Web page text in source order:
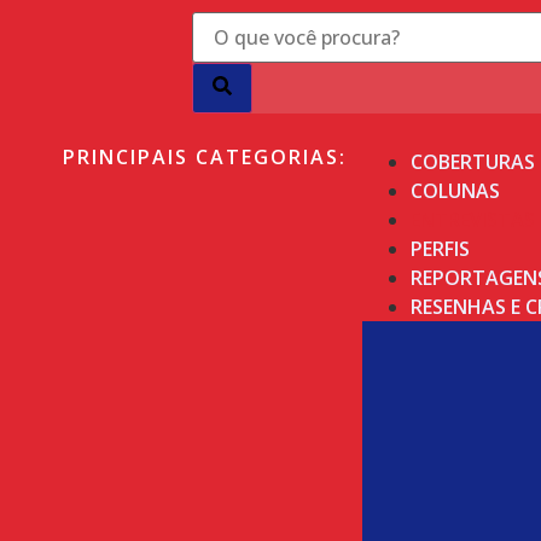
PRINCIPAIS CATEGORIAS:
COBERTURAS
COLUNAS
PERFIS
RESENHAS E